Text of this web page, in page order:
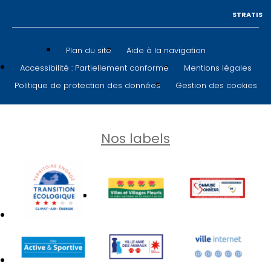
Plan du site
Aide à la navigation
Accessibilité : Partiellement conforme
Mentions légales
Politique de protection des données
Gestion des cookies
STRATIS
Nos labels